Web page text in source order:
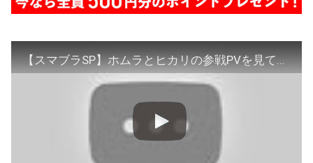
【スマブラSP】ホムラとヒカリの参戦PVを見て歓喜する外国人【海外の反応】